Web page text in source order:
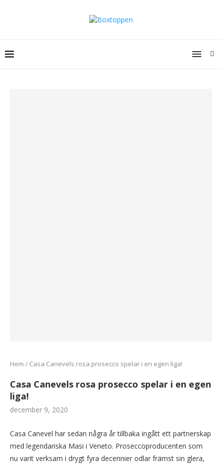
Hem / Casa Canevels rosa prosecco spelar i en egen liga!
Casa Canevels rosa prosecco spelar i en egen
liga!
december 9, 2020
Casa Canevel har sedan några år tillbaka ingått ett partnerskap
med legendariska Masi i Veneto. Proseccoproducenten som
nu varit verksam i drygt fyra decennier odlar främst sin glera,